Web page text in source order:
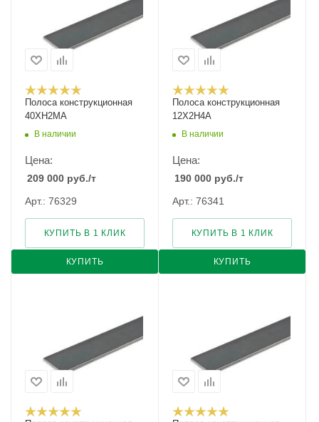
Полоса конструкционная
40ХН2МА
В наличии
Цена:
209 000 руб./т
Арт.: 76329
КУПИТЬ
КУПИТЬ В 1 КЛИК
Полоса конструкционная
12Х2Н4А
В наличии
Цена:
190 000 руб./т
Арт.: 76341
КУПИТЬ
КУПИТЬ В 1 КЛИК